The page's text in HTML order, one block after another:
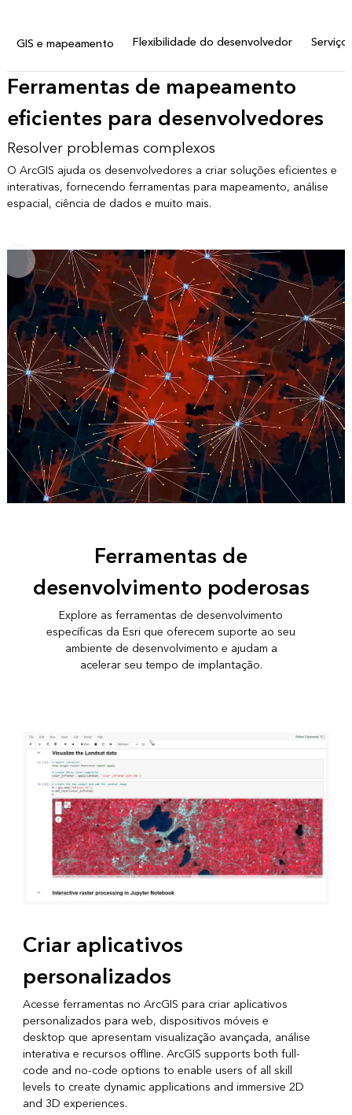
GIS e mapeamento Flexibilidade do desenvolvedor
Ferramentas de mapeamento
eficientes para desenvolvedores
Resolver problemas complexos
O ArcGIS ajuda os desenvolvedores a criar soluções eficientes e
interativas, fornecendo ferramentas para mapeamento, análise
espacial, ciência de dados e muito mais.
Ferramentas de
desenvolvimento poderosas
Explore as ferramentas de desenvolvimento
específicas da Esri que oferecem suporte ao seu
ambiente de desenvolvimento e ajudam a
acelerar seu tempo de implantação.
Criar aplicativos
personalizados
Acesse ferramentas no ArcGIS para criar aplicativos
personalizados para web, dispositivos móveis e
desktop que apresentam visualização avançada, análise
interativa e recursos offline. ArcGIS supports both full-
code and no-code options to enable users of all skill
levels to create dynamic applications and immersive 2D
and 3D experiences.